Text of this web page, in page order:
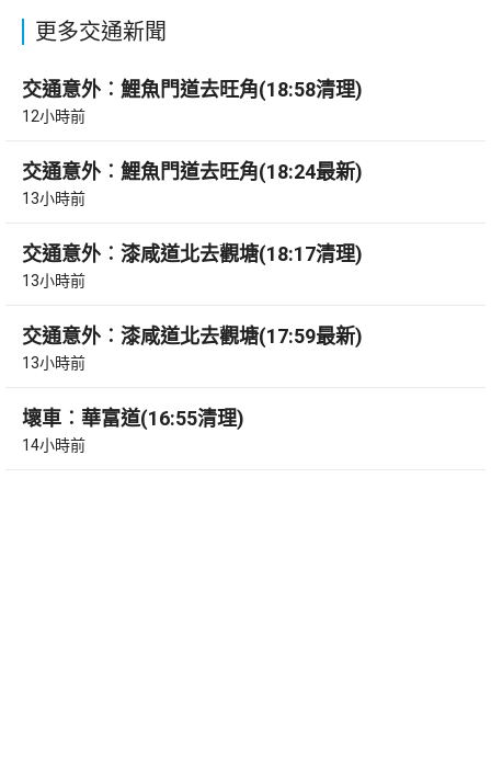
更多交通新聞
交通意外︰鯉魚門道去旺角(18:58清理)
12小時前
交通意外︰鯉魚門道去旺角(18:24最新)
13小時前
交通意外︰漆咸道北去觀塘(18:17清理)
13小時前
交通意外︰漆咸道北去觀塘(17:59最新)
13小時前
壞車︰華富道(16:55清理)
14小時前